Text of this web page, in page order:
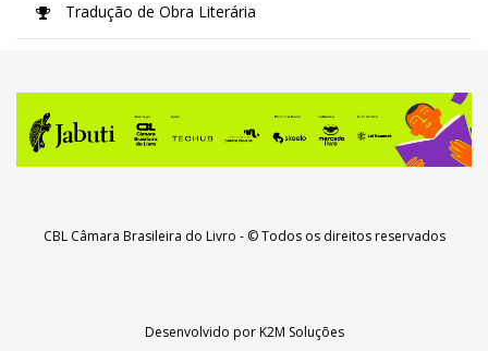
Tradução de Obra Literária
CBL Câmara Brasileira do Livro - © Todos os direitos reservados
Desenvolvido porK2M Soluções